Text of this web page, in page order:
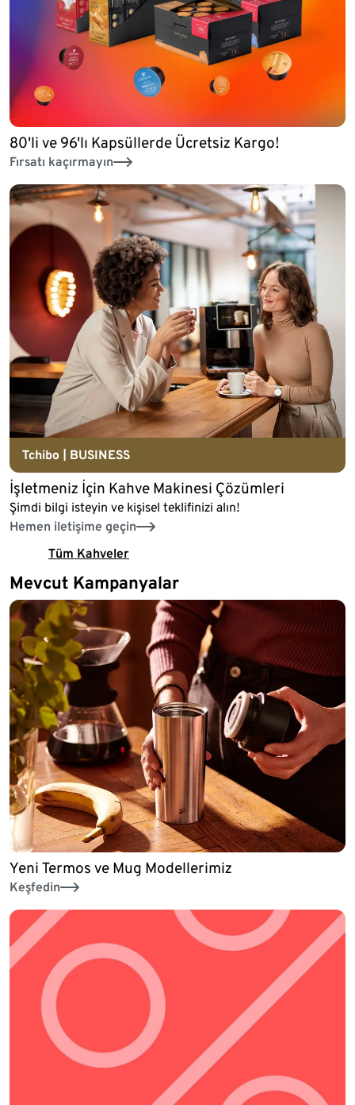
80'li ve 96'lı Kapsüllerde Ücretsiz Kargo!
Fırsatı kaçırmayın
Tchibo | BUSINESS
İşletmeniz İçin Kahve Makinesi Çözümleri
Şimdi bilgi isteyin ve kişisel teklifinizi alın!
Hemen iletişime geçin
Tüm Kahveler
Mevcut Kampanyalar
Yeni Termos ve Mug Modellerimiz
Keşfedin